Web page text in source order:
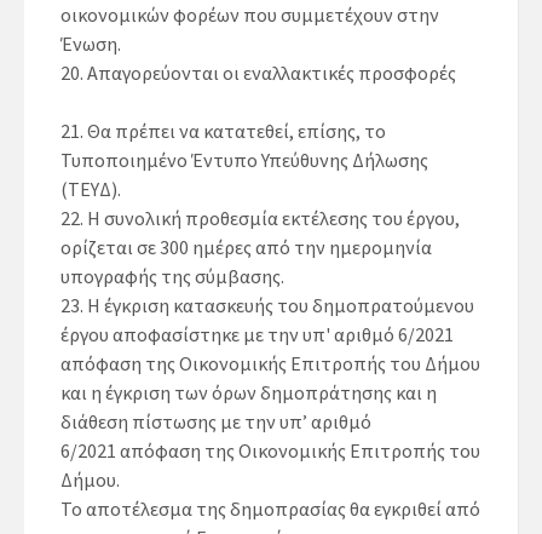
οικονομικών φορέων που συμμετέχουν στην
Ένωση.
20. Απαγορεύονται οι εναλλακτικές προσφορές
21. Θα πρέπει να κατατεθεί, επίσης, το
Τυποποιημένο Έντυπο Υπεύθυνης Δήλωσης
(ΤΕΥΔ).
22. Η συνολική προθεσμία εκτέλεσης του έργου,
ορίζεται σε300 ημέρες από την ημερομηνία
υπογραφής της σύμβασης.
23. Η έγκριση κατασκευής του δημοπρατούμενου
έργου αποφασίστηκε με την υπ' αριθμό 6/2021
απόφαση της Οικονομικής Επιτροπής του Δήμου
και η έγκριση των όρων δημοπράτησης και η
διάθεση πίστωσης με την υπ’ αριθμό
6/2021 απόφαση της Οικονομικής Επιτροπής του
Δήμου.
Το αποτέλεσμα της δημοπρασίας θα εγκριθεί από